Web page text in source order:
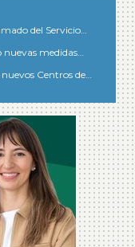
del Servicio…
medidas…
Centros de…